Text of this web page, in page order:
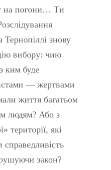
на погони… Ти
знову
вибору: чию
ким буде
— жертвами
життя багатьом
людям? Або з
території, які
закон?